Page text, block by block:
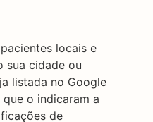
locais e
sua cidade ou
listada no Google
o indicaram a
de